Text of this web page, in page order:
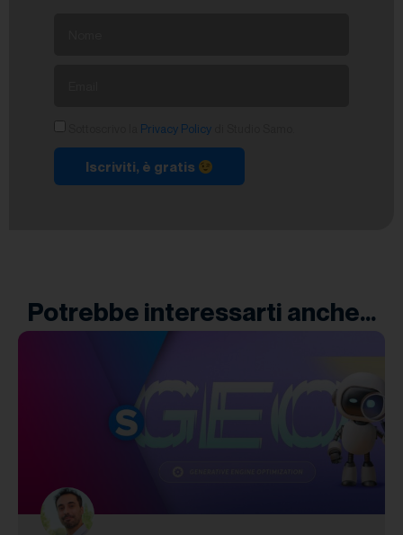
Privacy Policy
Iscriviti, è gratis
Potrebbe interessarti anche...